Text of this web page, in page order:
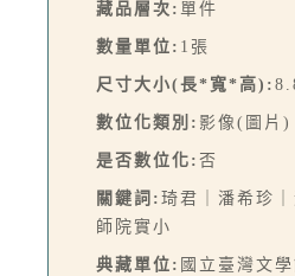
藏品層次: 單件
數量單位: 1張
尺寸大小(長*寬*高):
數位化類別: 影像(圖片)
是否數位化: 否
關鍵詞: 琦君｜潘希珍
師院實小
典藏單位: 國立臺灣文